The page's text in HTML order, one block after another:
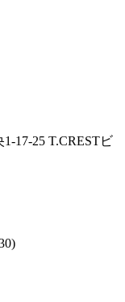
17-25 T.CRESTビ